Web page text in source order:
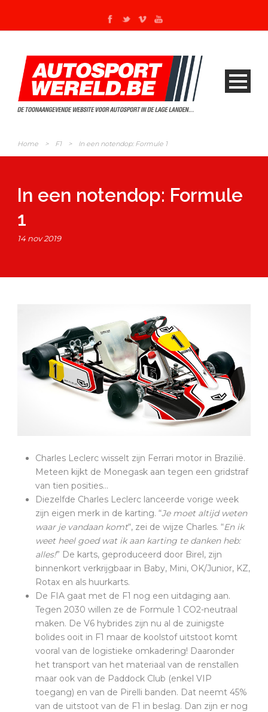
Home > F1 > In een notendop: Formule 1
In een notendop: Formule
1
14 nov 2019
Charles Leclerc wisselt zijn Ferrari motor in Brazilië.
Meteen kijkt de Monegask aan tegen een gridstraf
van tien posities…
Diezelfde Charles Leclerc lanceerde vorige week
zijn eigen merk in de karting. “Je moet altijd weten
waar je vandaan komt“, zei de wijze Charles. “En ik
weet heel goed wat ik aan karting te danken heb:
alles!” De karts, geproduceerd door Birel, zijn
binnenkort verkrijgbaar in Baby, Mini, OK/Junior, KZ,
Rotax en als huurkarts.
De FIA gaat met de F1 nog een uitdaging aan.
Tegen 2030 willen ze de Formule 1 CO2-neutraal
maken. De V6 hybrides zijn nu al de zuinigste
bolides ooit in F1 maar de koolstof uitstoot komt
vooral van de logistieke omkadering! Daaronder
het transport van het materiaal van de renstallen
maar ook van de Paddock Club (enkel VIP
toegang) en van de Pirelli banden. Dat neemt 45%
van de uitstoot van de F1 in beslag. Dan zijn er nog